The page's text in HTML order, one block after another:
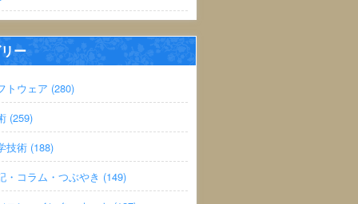
ー
トウェア (280)
(259)
技術 (188)
・コラム・つぶやき (149)